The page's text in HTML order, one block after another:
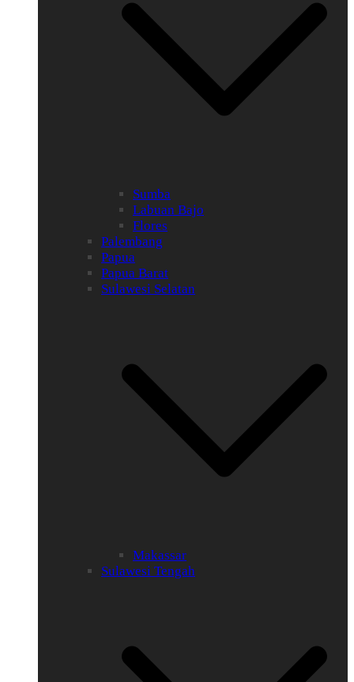
Sumba
Labuan Bajo
Flores
Palembang
Papua
Papua Barat
Sulawesi Selatan
Makassar
Sulawesi Tengah